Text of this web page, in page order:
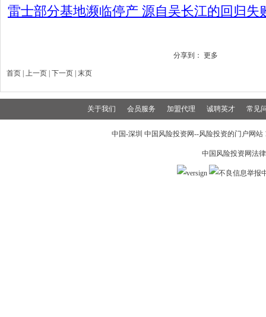
雷士部分基地濒临停产 源自吴长江的回归失
分享到： 更多
首页 | 上一页 | 下一页 末页
关于我们 会员服务 加盟代理 诚聘英才 常见
中国-深圳 中国风险投资网--风险投资的门户网
中国风险投资网法